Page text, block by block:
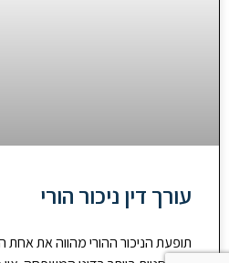
עורך דין ניכור הורי
תופעת הניכור ההורי מהווה את אחת